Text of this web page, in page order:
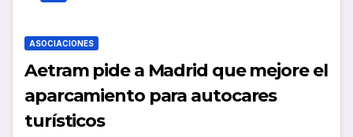
ASOCIACIONES
Aetram pide a Madrid que mejore el
aparcamiento para autocares
turísticos